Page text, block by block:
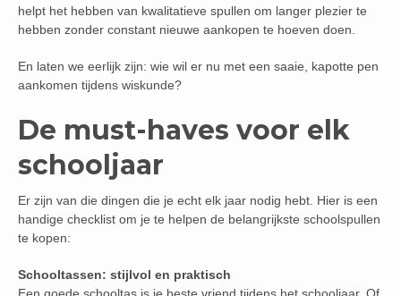
helpt het hebben van kwalitatieve spullen om langer plezier te
hebben zonder constant nieuwe aankopen te hoeven doen.
En laten we eerlijk zijn: wie wil er nu met een saaie, kapotte pen
aankomen tijdens wiskunde?
De must-haves voor elk
schooljaar
Er zijn van die dingen die je echt elk jaar nodig hebt. Hier is een
handige checklist om je te helpen de belangrijkste schoolspullen
te kopen:
Schooltassen: stijlvol en praktisch
Een goede schooltas is je beste vriend tijdens het schooljaar. Of